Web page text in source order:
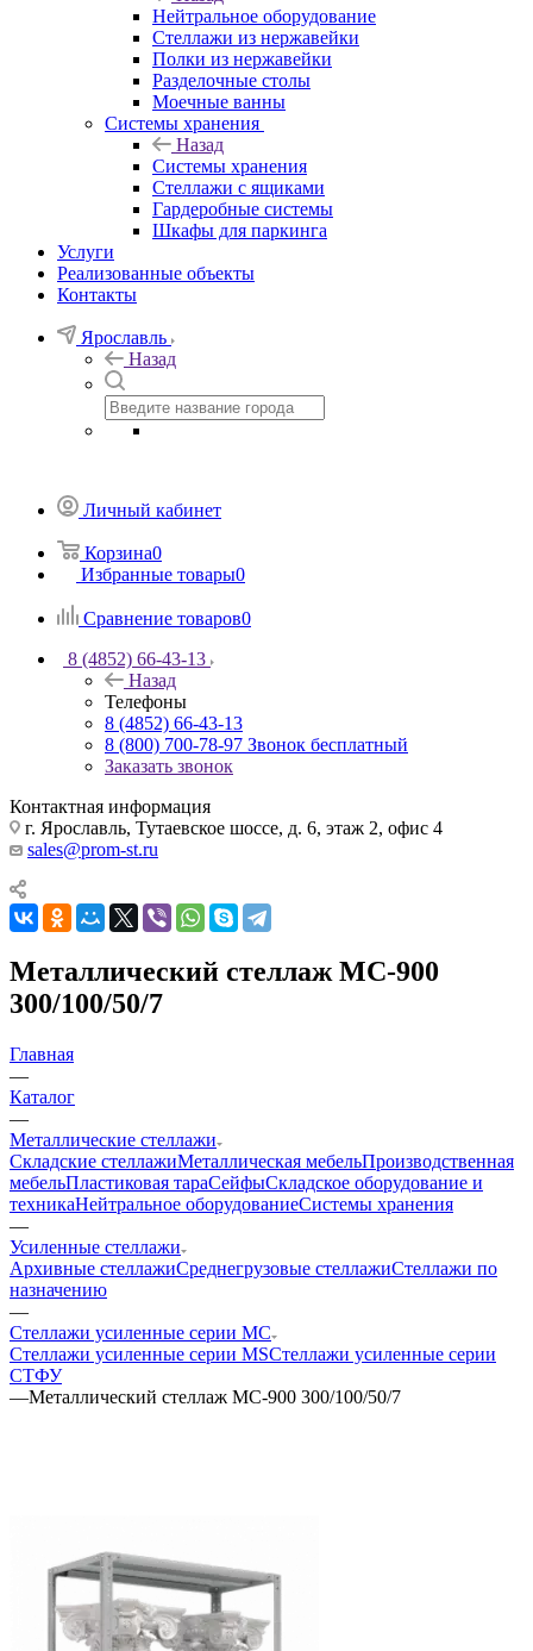
Нейтральное оборудование
Стеллажи из нержавейки
Полки из нержавейки
Разделочные столы
Моечные ванны
Системы хранения
Назад
Системы хранения
Стеллажи с ящиками
Гардеробные системы
Шкафы для паркинга
Услуги
Реализованные объекты
Контакты
Ярославль
Назад
Личный кабинет
Корзина0
Избранные товары0
Сравнение товаров0
8 (4852) 66-43-13
Назад
Телефоны
8 (4852) 66-43-13
8 (800) 700-78-97 Звонок бесплатный
Заказать звонок
Контактная информация
г. Ярославль, Тутаевское шоссе, д. 6, этаж 2, офис 4
sales@prom-st.ru
Металлический стеллаж МС-900
300/100/50/7
Главная
—
Каталог
—
Металлические стеллажи
Складские стеллажиМеталлическая мебельПроизводственная
мебельПластиковая тараСейфыСкладское оборудование и
техникаНейтральное оборудованиеСистемы хранения
—
Усиленные стеллажи
Архивные стеллажиСреднегрузовые стеллажиСтеллажи по
назначению
—
Стеллажи усиленные серии МС
Стеллажи усиленные серии MSСтеллажи усиленные серии
СТФУ
—Металлический стеллаж МС-900 300/100/50/7